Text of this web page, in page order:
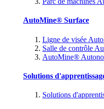
AutoMine® Surface
Ligne de visée
Salle de contrôle
AutoMine®
Solutions
Solutions